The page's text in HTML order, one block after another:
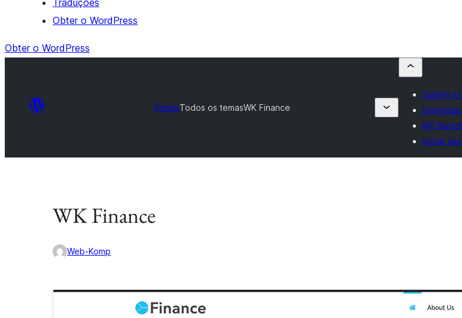
Traduções
Obter o WordPress
Obter o WordPress
TemasTodos os temasWK Finance
Submit a
My
Iniciar
WK Finance
Web-Komp